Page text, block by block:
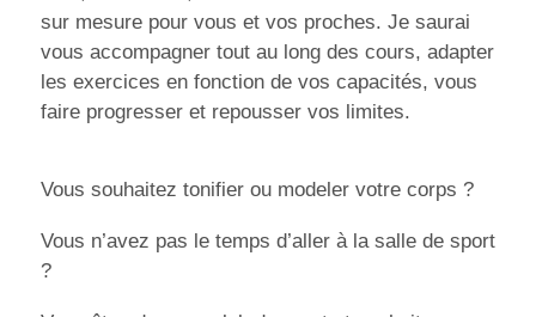
sur mesure pour vous et vos proches. Je saurai
vous accompagner tout au long des cours, adapter
les exercices en fonction de vos capacités, vous
faire progresser et repousser vos limites.
Vous souhaitez tonifier ou modeler votre corps ?
Vous n’avez pas le temps d’aller à la salle de sport
?